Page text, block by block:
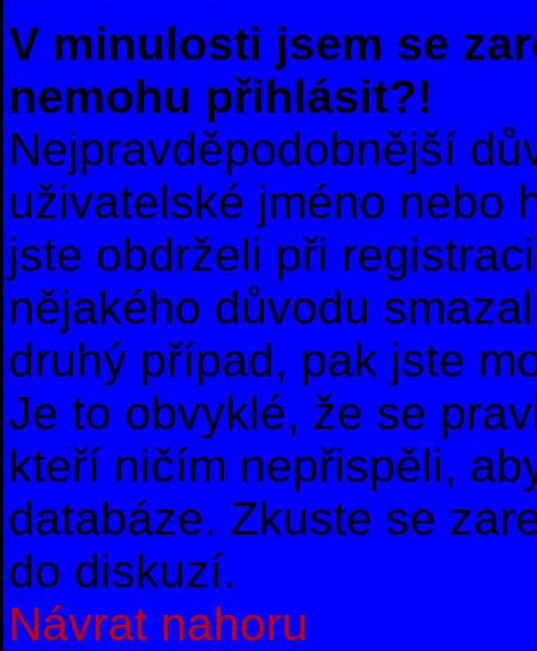
V minulosti jsem se
nemohu přihlásit?!
Nejpravděpodobnější
uživatelské jméno nebo
jste obdrželi při
nějakého důvodu
druhý případ, pak jste
Je to obvyklé, že se
kteří ničím nepřispěli,
databáze. Zkuste se
do diskuzí.
Návrat nahoru